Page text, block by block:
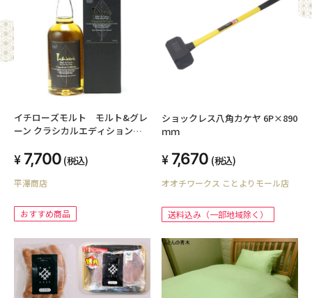
イチローズモルト モルト&グレ
ーン クラシカルエディション
7,700 (税込)
平澤商店
おすすめ商品
ショックレス八角カケヤ 6P×890
ｍｍ
7,670 (税込)
オオチワークス ことよりモール店
送料込み（一部地域除く）